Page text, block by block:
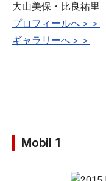
大山美保・比良祐里
プロフィールへ＞＞
ギャラリーへ＞＞
Mobil 1